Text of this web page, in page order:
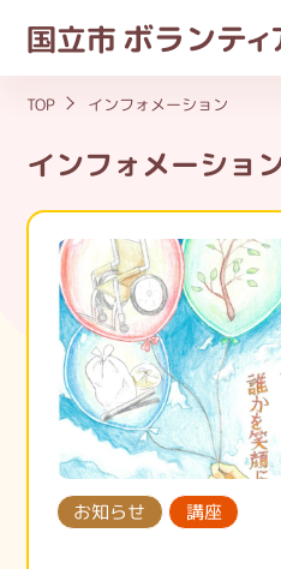
国立市 ボランティ
TOP インフォメーション
インフォメーショ
お知らせ
講座